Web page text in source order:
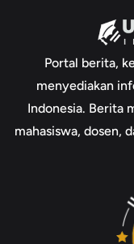
Portal berita,
menyediakan
Indonesia. Berita
mahasiswa, dosen,